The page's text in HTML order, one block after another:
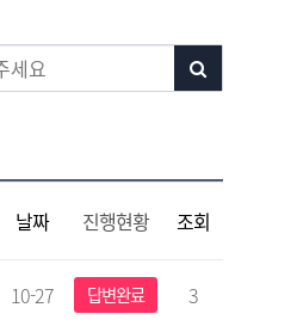
날짜 진행현황 조회
10-27 답변완료 3